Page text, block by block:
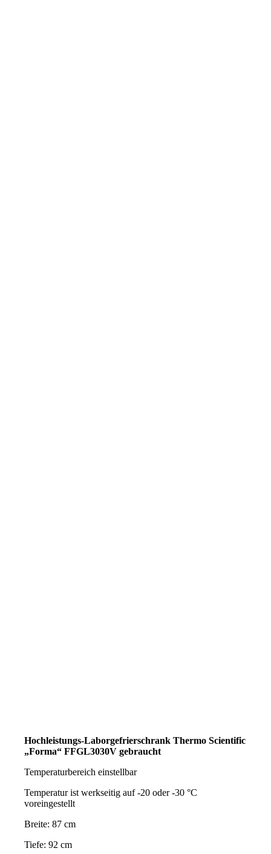
Hochleistungs-Laborgefrierschrank Thermo Scientific
„Forma“ FFGL3030V gebraucht
Temperaturbereich einstellbar
Temperatur ist werkseitig auf -20 oder -30 °C
voreingestellt
Breite: 87 cm
Tiefe: 92 cm